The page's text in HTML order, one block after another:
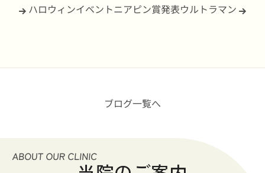
ハロウィンイベントニアピン賞発表ウルトラマン
ブログ一覧へ